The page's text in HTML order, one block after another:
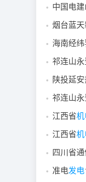
烟台蓝
海南经
祁连山
陕投延
祁连山
江西省
江西省
四川省
准电发电